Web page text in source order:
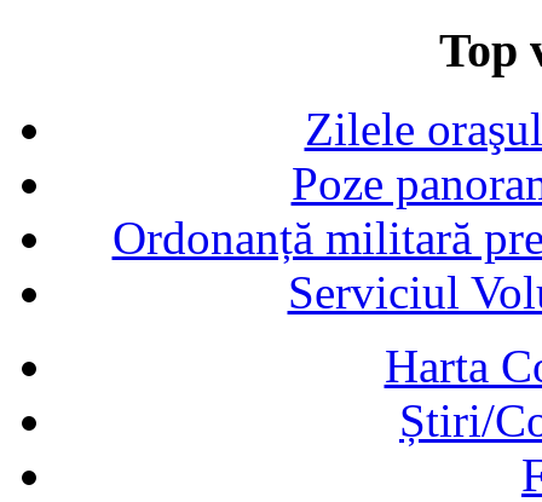
Top
Zilele
Poze
Ordonanță militară
Serviciul
Harta
Știri/